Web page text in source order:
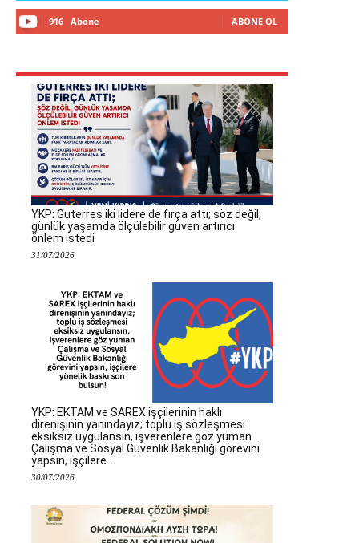
916 Abone ABONE OL
YKP: Guterres iki lidere de fırça attı; söz değil,
günlük yaşamda ölçülebilir güven artırıcı
önlem istedi
31/07/2026
YKP: EKTAM ve SAREX işçilerinin haklı
direnişinin yanındayız; toplu iş sözleşmesi
eksiksiz uygulansın, işverenlere göz yuman
Çalışma ve Sosyal Güvenlik Bakanlığı görevini
yapsın, işçilere...
30/07/2026